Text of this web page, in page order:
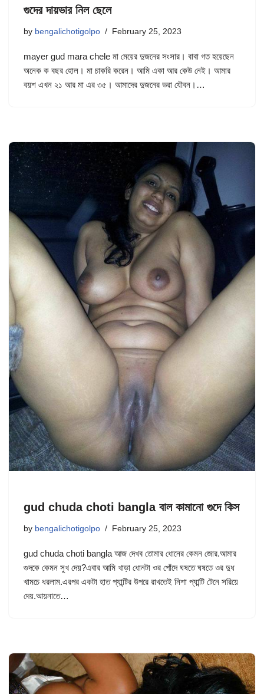
গুদের দায়ভার নিল ছেলে
by bengalichotigolpo February 25, 2023
mayer gud mara chele মা মেয়ের দুজনের সংসার। বাবা গত হয়েছেন
অনেক ক বছর হোল। মা চাকরি করেন। আমি একা আর কেউ নেই। আমার
বয়শ এখন ২১ আর মা এর ৩৫। আমাদের দুজনের ভরা যৌবন।…
gud chuda choti bangla বাল কামানো গুদে কিস
by bengalichotigolpo February 25, 2023
gud chuda choti bangla আজ দেখব তোমার ধোনের কেমন জোর.আমার
গুদকে কেমন সুখ দেয়?এবার আমি খাড়া ধোনটা ওর পোঁদে ঘষতে ঘষতে ওর দুধ
খামচে ধরলাম.এরপর একটা হাত প্যান্টির উপরে রাখতেই নিশা প্যান্টি টেনে সরিয়ে
দেয়.আয়নাতে…